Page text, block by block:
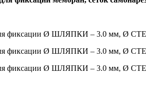
фиксации Ø ШЛЯПКИ – 3.0 мм, Ø
фиксации Ø ШЛЯПКИ – 3.0 мм, Ø
фиксации Ø ШЛЯПКИ – 3.0 мм, Ø